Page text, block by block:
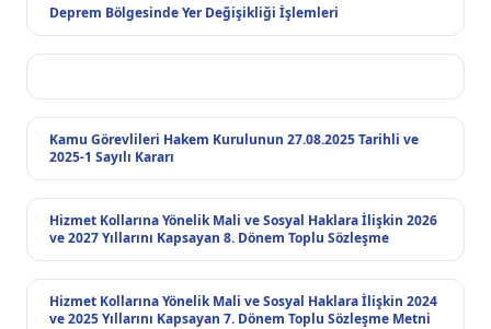
Deprem Bölgesinde Yer Değişikliği İşlemleri
Kamu Görevlileri Hakem Kurulunun 27.08.2025 Tarihli ve
2025-1 Sayılı Kararı
Hizmet Kollarına Yönelik Mali ve Sosyal Haklara İlişkin 2026
ve 2027 Yıllarını Kapsayan 8. Dönem Toplu Sözleşme
Hizmet Kollarına Yönelik Mali ve Sosyal Haklara İlişkin 2024
ve 2025 Yıllarını Kapsayan 7. Dönem Toplu Sözleşme Metni